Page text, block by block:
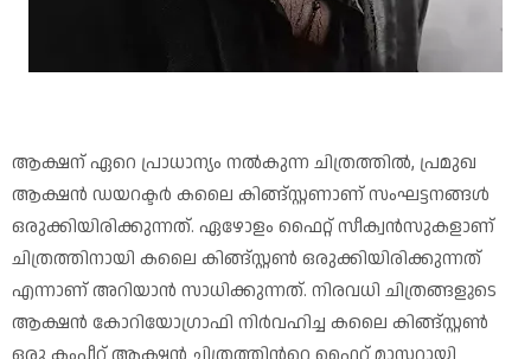
ആക്ഷന് ഏറെ പ്രാധാന്യം നല്‍കുന്ന ചിത്രത്തിൽ, പ്രമുഖ
ആക്ഷൻ ഡയറക്ടർ കലൈ കിങ്ങ്സ്റ്റണാണ് സംഘട്ടനങ്ങള്‍
ഒരുക്കിയിരിക്കുന്നത്. ഏഴോളം ഫൈറ്റ് സീക്വൻസുകളാണ്
ചിത്രത്തിനായി കലൈ കിങ്ങ്സ്റ്റൺ ഒരുക്കിയിരിക്കുന്നത്
എന്നാണ് അറിയാൻ സാധിക്കുന്നത്. നിരവധി ചിത്രങ്ങളുടെ
ആക്ഷൻ കോറിയോഗ്രാഫി നിർവഹിച്ച കലൈ കിങ്ങ്സ്റ്റണ്‍